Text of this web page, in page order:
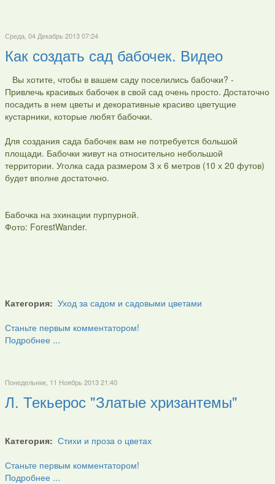
Среда, 04 Декабрь 2013 07:24
Как создать сад бабочек. Видео
Вы хотите, чтобы в вашем саду поселились бабочки? -
Привлечь красивых бабочек в свой сад очень просто. Достаточно
посадить в нем цветы и декоративные красиво цветущие
кустарники, которые любят бабочки.
Для создания сада бабочек вам не потребуется большой
площади. Бабочки живут на относительно небольшой
территории. Уголка сада размером 3 х 6 метров (10 х 20 футов)
будет вполне достаточно.
Бабочка на эхинации пурпурной.
Фото: ForestWander.
Категория: Уход за садом и садовыми цветами
Станьте первым комментатором!
Подробнее ...
Понедельник, 11 Ноябрь 2013 21:40
Л. Текьерос "Златые хризантемы"
Категория: Стихи и проза о цветах
Станьте первым комментатором!
Подробнее ...